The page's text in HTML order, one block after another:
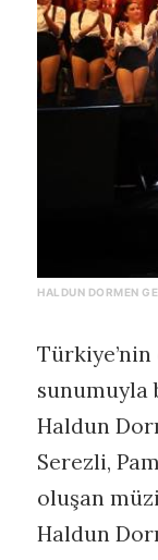
HALDUN DORMEN
Türkiye’nin
sunumuyla
Haldun
Serezli,
oluşan
Haldun